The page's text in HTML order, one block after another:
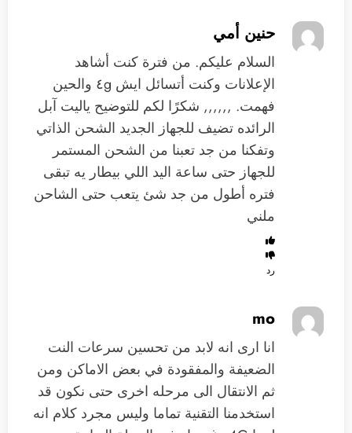
حنين أمي
السلام عليكم. من فترة كنت أشاهد
الإعلانات وكنت أتسائل ايش ٤g والحين
فهمت. ,,,,,, شكرًا لكم للتوضيح ياليت آبل
الرائده تضيف للجهاز الجديد الشحن الذاتي
وتفكنا من جد تعبنا من الشحن المستمر
للجهاز حتى ساعة اليد اللي بيطار يه تبقى
فتره أطول من جد شئ يتعب حتى الشاحن
ملني
رد
ًmo
انا ارى انه لابد من تحسين سرعات النت
الضعيفة والمفقودة في بعض الاماكن ومن
ثم الانتقال الى مرحله اخرى حتى نكون قد
استخدمنا التقنية تماما وليس مجرد كلام انه